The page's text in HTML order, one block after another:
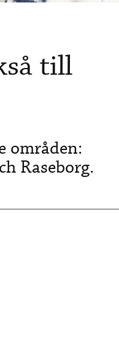
till
områden:
Raseborg.